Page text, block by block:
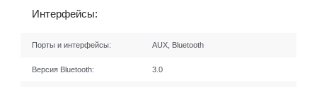
Интерфейсы:
Порты и интерфейсы: AUX, Bluetooth
Версия Bluetooth: 3.0